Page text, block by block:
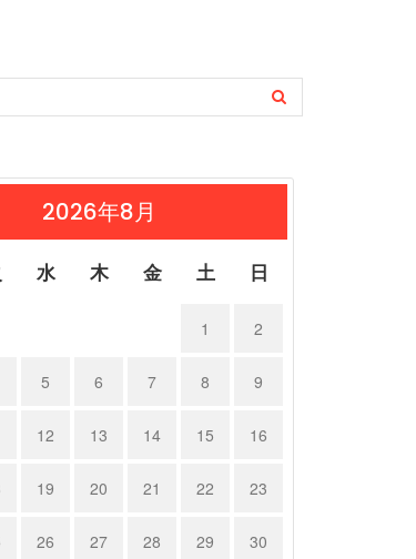
2026年8月
水 木 金 土 日
1 2
5 6 7 8 9
12 13 14 15 16
19 20 21 22 23
26 27 28 29 30